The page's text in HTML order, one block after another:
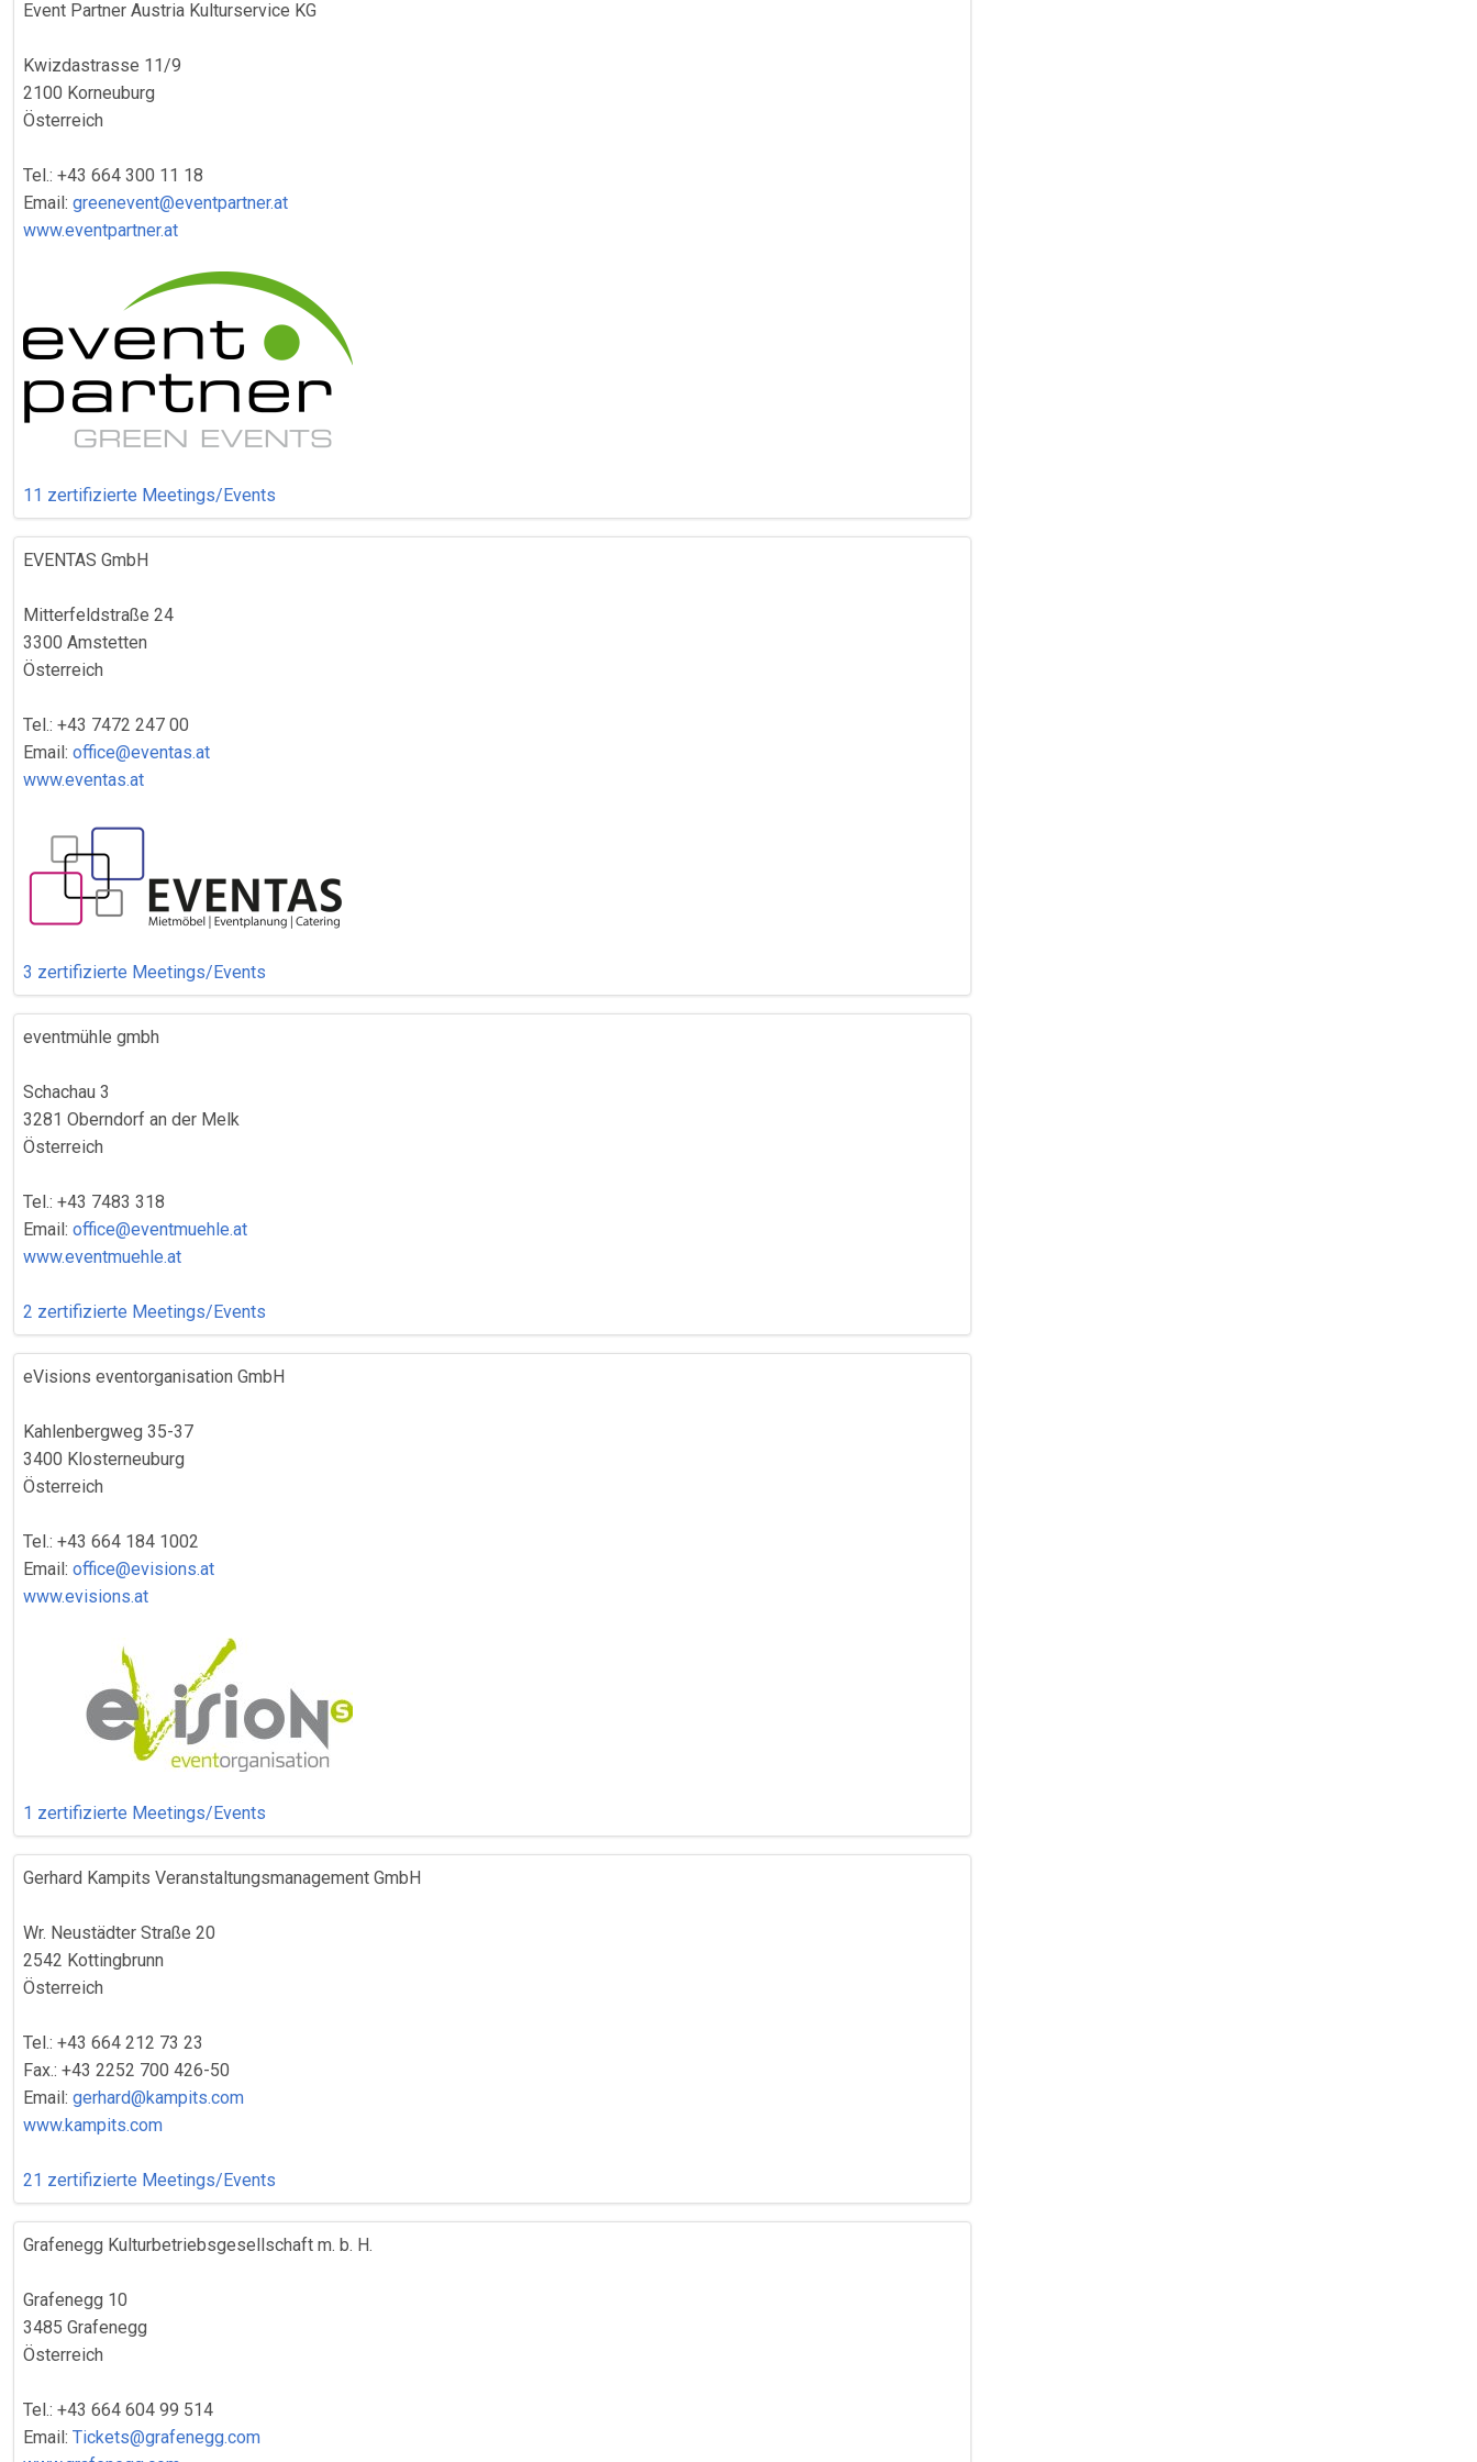
Event Partner Austria Kulturservice KG
Kwizdastrasse 11/9
2100 Korneuburg
Österreich
Tel.: +43 664 300 11 18
Email: greenevent@eventpartner.at
www.eventpartner.at
11 zertifizierte Meetings/Events
EVENTAS GmbH
Mitterfeldstraße 24
3300 Amstetten
Österreich
Tel.: +43 7472 247 00
Email: office@eventas.at
www.eventas.at
3 zertifizierte Meetings/Events
eventmühle gmbh
Schachau 3
3281 Oberndorf an der Melk
Österreich
Tel.: +43 7483 318
Email: office@eventmuehle.at
www.eventmuehle.at
2 zertifizierte Meetings/Events
eVisions eventorganisation GmbH
Kahlenbergweg 35-37
3400 Klosterneuburg
Österreich
Tel.: +43 664 184 1002
Email: office@evisions.at
www.evisions.at
1 zertifizierte Meetings/Events
Gerhard Kampits Veranstaltungsmanagement GmbH
Wr. Neustädter Straße 20
2542 Kottingbrunn
Österreich
Tel.: +43 664 212 73 23
Fax.: +43 2252 700 426-50
Email: gerhard@kampits.com
www.kampits.com
21 zertifizierte Meetings/Events
Grafenegg Kulturbetriebsgesellschaft m. b. H.
Grafenegg 10
3485 Grafenegg
Österreich
Tel.: +43 664 604 99 514
Email: Tickets@grafenegg.com